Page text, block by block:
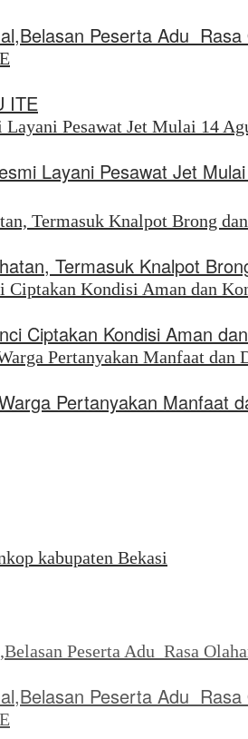
Peserta Adu
ITE
Layani Pesawat Jet
Termasuk Knalpot
Ciptakan Kondisi Aman
Pertanyakan Manfaat
Peserta Adu